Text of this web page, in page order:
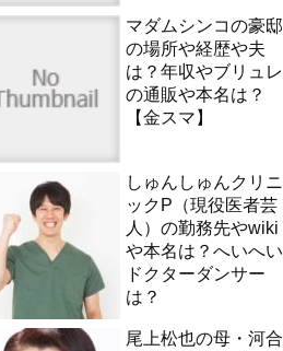
マダムシンコの豪邸
の場所や経歴や夫
は？年収やブリュレ
の通販や本名は？
【金スマ】
しゅんしゅんクリニ
ックP（現役医者芸
人）の勤務先やwiki
や本名は？へいへい
ドクターダンサー
は？
尾上松也の母・河合